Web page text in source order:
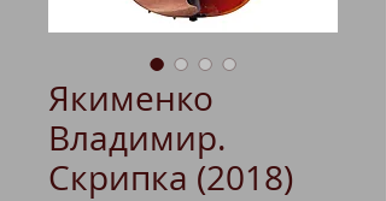
Якименко
Владимир.
Скрипка (2018)